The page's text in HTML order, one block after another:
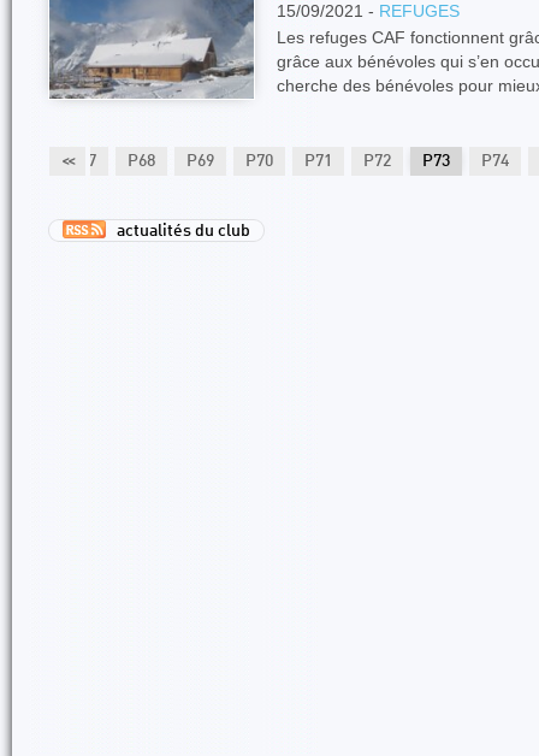
15/09/2021 - REFUGES
Les refuges CAF fonctionnent
grâce aux bénévoles qui s’en
cherche des bénévoles pour
<<P67 P68 P69 P70 P71 P72 P73 P74
actualités du club